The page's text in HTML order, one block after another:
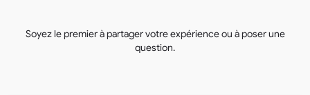
Soyez le premier à partager votre expérience ou à poser une
question.